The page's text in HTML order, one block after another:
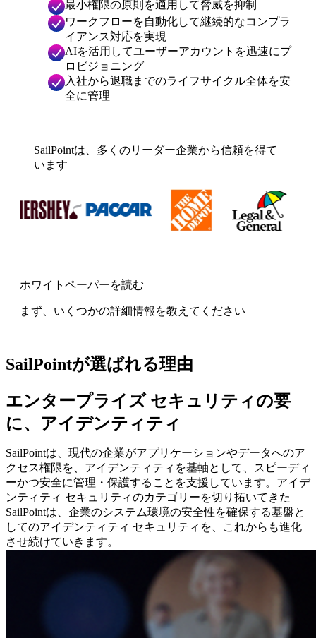
最小権限の原則を適用して脅威を抑制
ワークフローを自動化して継続的なコンプラ
イアンス対応を実現
AIを活用してユーザーアカウントを迅速にプ
ロビジョニング
入社から退職までのライフサイクル全体を安
全に管理
SailPointは、多くのリーダー企業から信頼を得て
います
ホワイトペーパーを読む
まず、いくつかの詳細情報を教えてください
SailPointが選ばれる理由
エンタープライズ セキュリティの要
に、アイデンティティ
SailPointは、現代の企業がアプリケーションやデータへのア
クセス権限を、アイデンティティを基軸として、スピーディ
ーかつ安全に管理・保護することを支援しています。アイデ
ンティティ セキュリティのカテゴリーを切り拓いてきた
SailPointは、企業のシステム環境の安全性を確保する基盤と
してのアイデンティティ セキュリティを、これからも進化
させ続けていきます。